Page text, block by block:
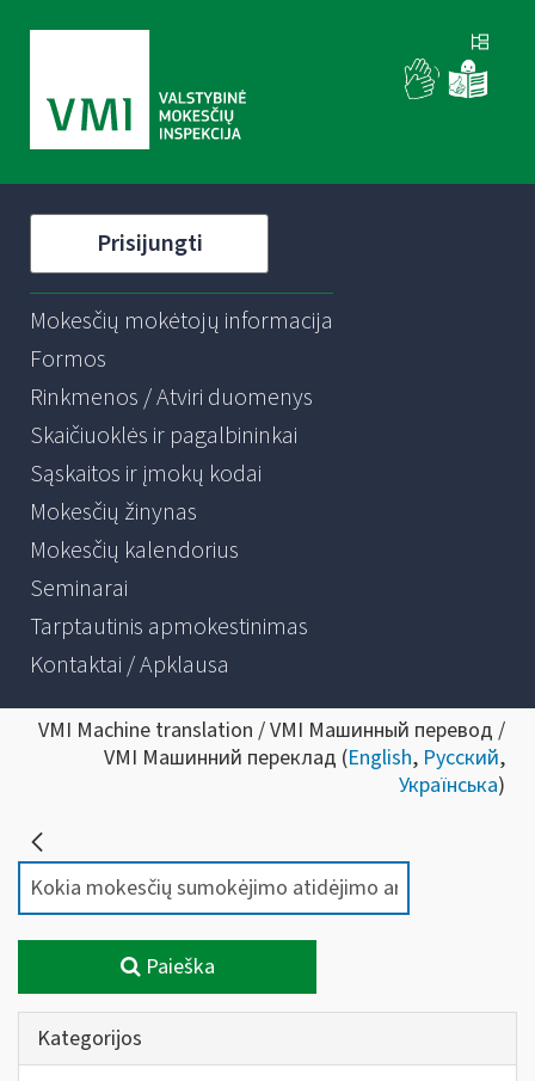
Prisijungti
Mokesčių mokėtojų informacija
Formos
Rinkmenos / Atviri duomenys
Skaičiuoklės ir pagalbininkai
Sąskaitos ir įmokų kodai
Mokesčių žinynas
Mokesčių kalendorius
Seminarai
Tarptautinis apmokestinimas
Kontaktai / Apklausa
VMI Machine translation / VMI Машинный перевод /
VMI Машинний переклад (English, Русский,
Українська)
Paieška
Kategorijos